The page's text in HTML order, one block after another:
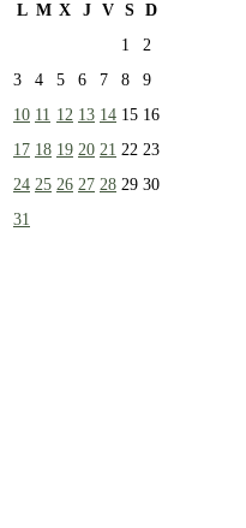
L M X J V S D
1
2
3
4 5 6 7 8
9
10 11 12 13 14 15 16
17 18 19 20 21 22 23
24 25 26 27 28 29 30
31